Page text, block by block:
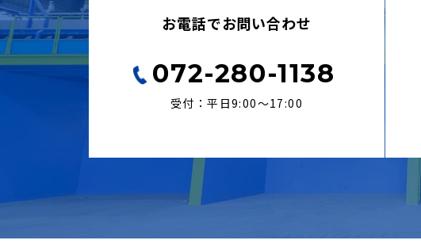
お電話でお問い合わせ
072-280-1138
受付：平日9:00〜17:00